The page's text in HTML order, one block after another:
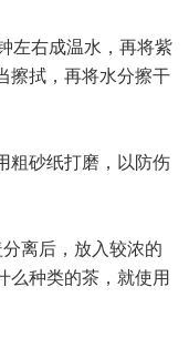
右成温水，再将紫
擦拭，再将水分擦干
砂纸打磨，以防伤
离后，放入较浓的
么种类的茶，就使用